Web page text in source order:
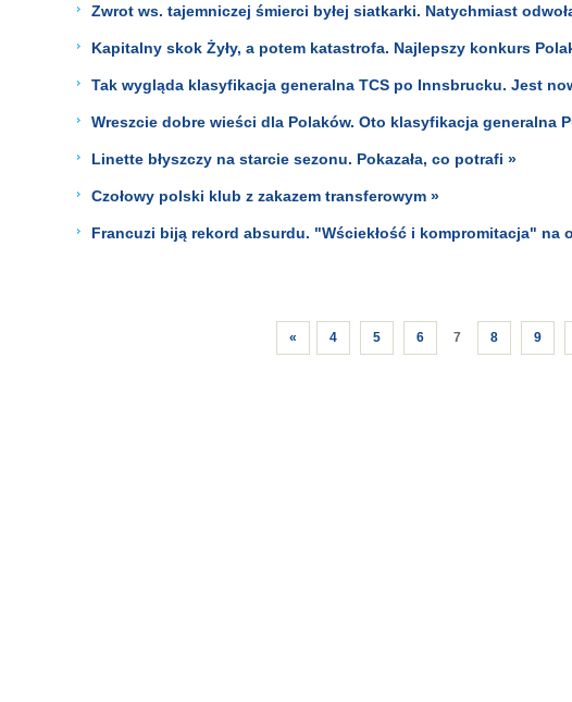
Zwrot ws. tajemniczej śmierci byłej siatkarki. Natychmiast
Kapitalny skok Żyły, a potem katastrofa. Najlepszy konkurs
Tak wygląda klasyfikacja generalna TCS po Innsbrucku. Jest
Wreszcie dobre wieści dla Polaków. Oto klasyfikacja generalna
Linette błyszczy na starcie sezonu. Pokazała, co potrafi »
Czołowy polski klub z zakazem transferowym »
Francuzi biją rekord absurdu. "Wściekłość i kompromitacja" na
« 4 5 6 7 8 9